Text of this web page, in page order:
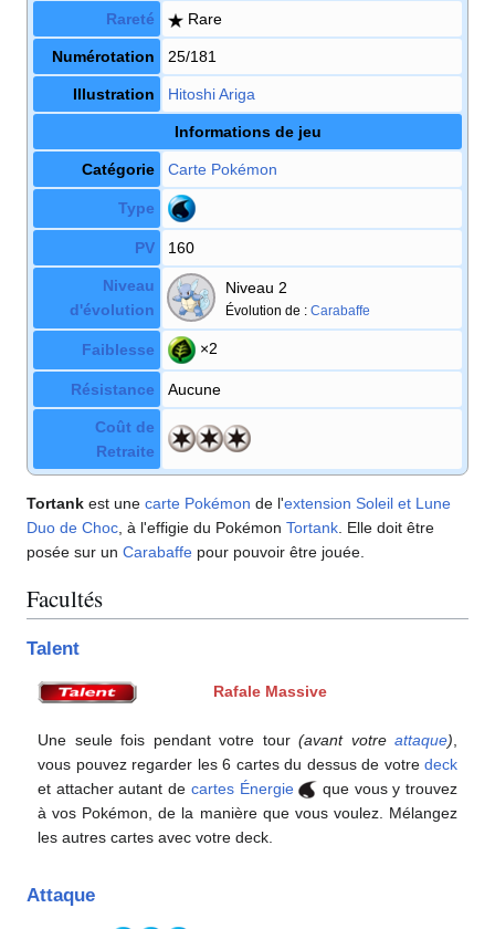
Rareté Rare
Numérotation 25/181
Illustration Hitoshi Ariga
Informations de jeu
Catégorie Carte Pokémon
Type
PV 160
Niveau
d'évolution
Niveau 2
Évolution de : Carabaffe
Faiblesse ×2
Résistance Aucune
Coût de
Retraite
Tortank est une carte Pokémon de l'extension Soleil et Lune
Duo de Choc , à l'effigie du Pokémon Tortank . Elle doit être
posée sur un Carabaffe pour pouvoir être jouée.
Facultés
Talent
Rafale Massive
Une seule fois pendant votre tour (avant votre attaque)
vous pouvez regarder les 6 cartes du dessus de votre deck
et attacher autant de cartes Énergie
que vous y trouvez
à vos Pokémon, de la manière que vous voulez. Mélangez
les autres cartes avec votre deck.
Attaque